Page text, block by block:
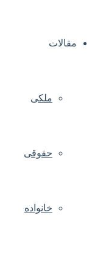
مقالات
ملکی
حقوقی
خانواده